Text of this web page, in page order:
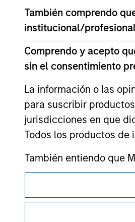
También comprendo
institucional/
Comprendo y acepto
sin el consentimiento
La información o las
para suscribir
jurisdicciones en que
Todos los productos de
También entiendo que
exacta, completa o
Morgan Stanley
de fondos de
Es importante que los usuarios
restricciones legales y